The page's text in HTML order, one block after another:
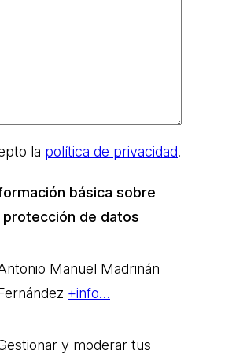
la política de privacidad.
básica sobre
protección de datos
Manuel Madriñán
+info…
y moderar tus